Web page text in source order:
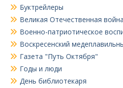
Буктрейлеры
Великая Отечественная война
Военно-патриотическое
Воскресенский
Газета "Путь Октября"
Годы и люди
День библиотекаря